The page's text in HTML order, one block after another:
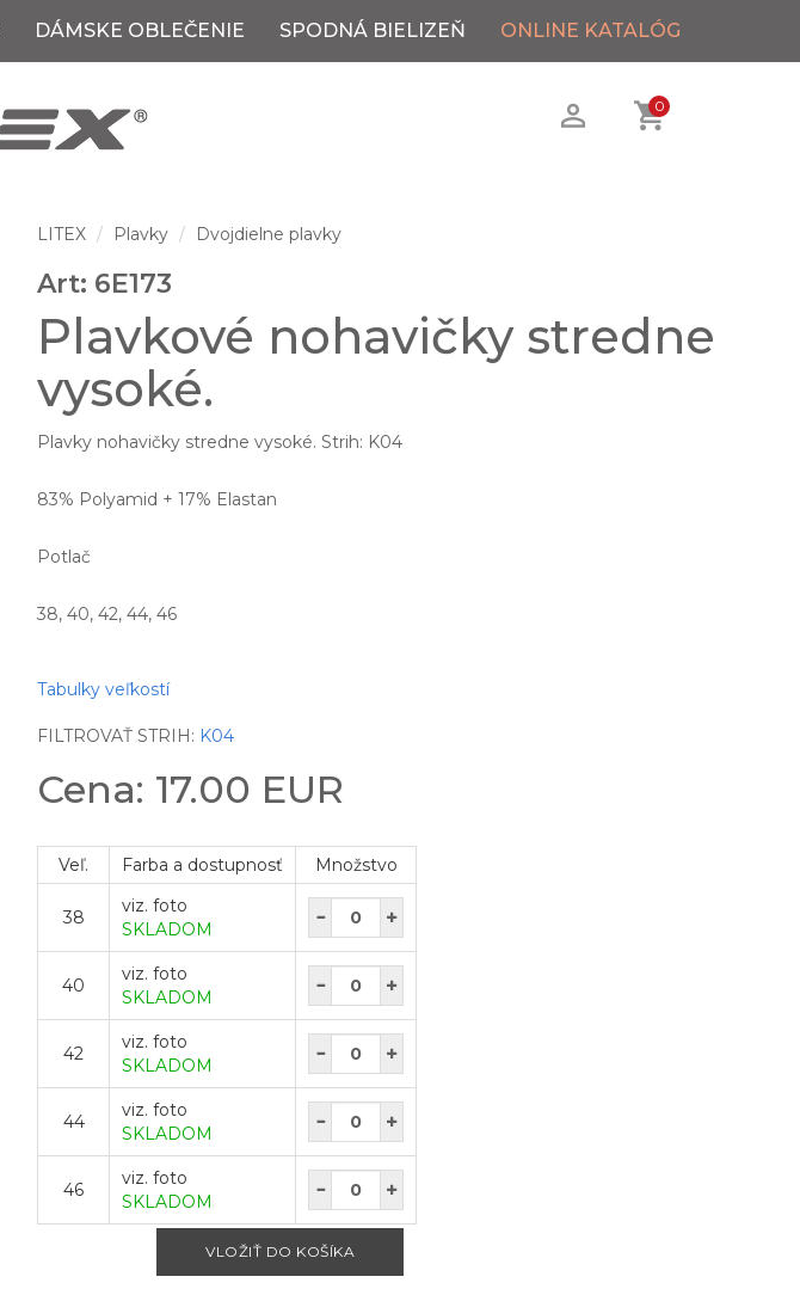
DÁMSKE OBLEČENIE SPODNÁ BIELIZEŇ ONLINE KATALÓG
0
LITEX Plavky Dvojdielne plavky
Art: 6E173
Plavkové nohavičky stredne
vysoké.
Plavky nohavičky stredne vysoké. Strih: K04
83% Polyamid + 17% Elastan
Potlač
38, 40, 42, 44, 46
Tabulky veľkostí
FILTROVAŤ STRIH: K04
Cena: 17.00 EUR
Veľ. Farba a dostupnosť Množstvo
38
viz. foto
SKLADOM
40
viz. foto
SKLADOM
42
viz. foto
SKLADOM
44
viz. foto
SKLADOM
46
viz. foto
SKLADOM